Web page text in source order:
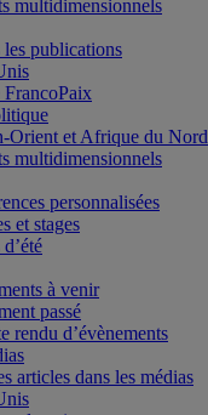
multidimensionnels
les publications
FrancoPaix
Orient et Afrique du Nord
multidimensionnels
personnalisées
et stages
à venir
passé
rendu d’évènements
articles dans les médias